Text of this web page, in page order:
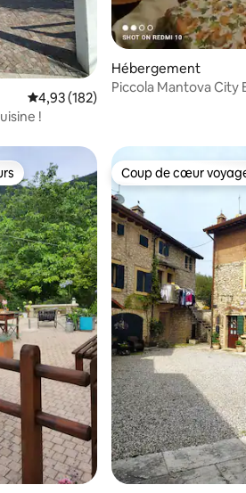
Évaluation moyenne sur la base de
4,93 (182)
!
Hébergement
Piccola Mantova City
les plus appréciés Coup de cœur
Coup de cœur